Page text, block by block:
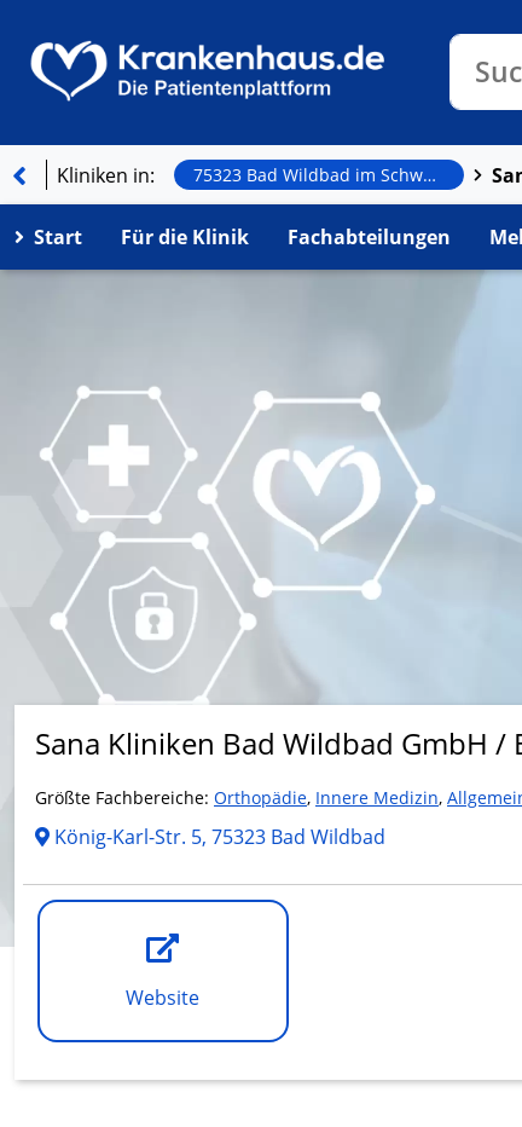
Kliniken in: 75323 Bad Wildbad im Schwarzwald
Start Für die Klinik Fachabteilungen
Sana Kliniken Bad Wildbad GmbH /
Größte Fachbereiche: Orthopädie, Innere Medizin,
König-Karl-Str. 5, 75323 Bad Wildbad
Website